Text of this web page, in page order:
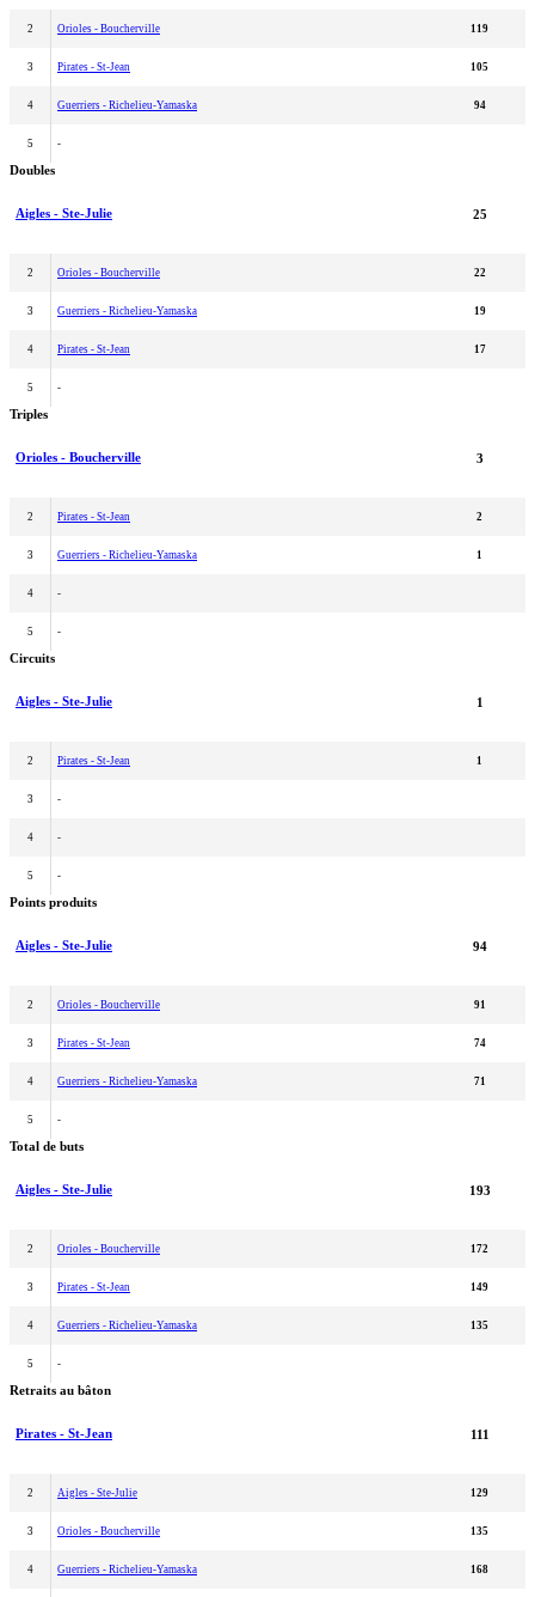
2 Orioles - Boucherville 119
3 Pirates - St-Jean 105
4 Guerriers - Richelieu-Yamaska 94
5 -
Doubles
Aigles - Ste-Julie 25
2 Orioles - Boucherville 22
3 Guerriers - Richelieu-Yamaska 19
4 Pirates - St-Jean 17
5 -
Triples
Orioles - Boucherville 3
2 Pirates - St-Jean 2
3 Guerriers - Richelieu-Yamaska 1
4 -
5 -
Circuits
Aigles - Ste-Julie 1
2 Pirates - St-Jean 1
3 -
4 -
5 -
Points produits
Aigles - Ste-Julie 94
2 Orioles - Boucherville 91
3 Pirates - St-Jean 74
4 Guerriers - Richelieu-Yamaska 71
5 -
Total de buts
Aigles - Ste-Julie 193
2 Orioles - Boucherville 172
3 Pirates - St-Jean 149
4 Guerriers - Richelieu-Yamaska 135
5 -
Retraits au bâton
Pirates - St-Jean 111
2 Aigles - Ste-Julie 129
3 Orioles - Boucherville 135
4 Guerriers - Richelieu-Yamaska 168